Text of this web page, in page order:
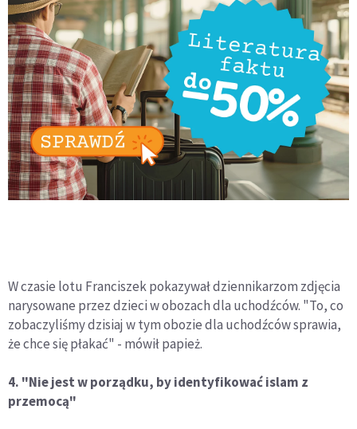
W czasie lotu Franciszek pokazywał dziennikarzom zdjęcia
narysowane przez dzieci w obozach dla uchodźców. "To, co
zobaczyliśmy dzisiaj w tym obozie dla uchodźców sprawia,
że chce się płakać" - mówił papież.
4. "Nie jest w porządku, by identyfikować islam z
przemocą"